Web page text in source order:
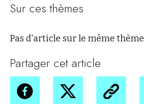
Sur ces thèmes
Pas d'article sur le même thème
Partager cet article